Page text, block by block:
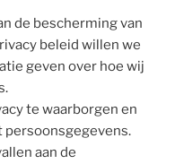
de bescherming van
beleid willen we
geven over hoe wij
te waarborgen en
persoonsgegevens.
aan de